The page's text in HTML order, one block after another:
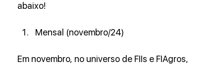
abaixo!
Mensal (novembro/24)
Em novembro, no universo de FIIs e FIAgros,